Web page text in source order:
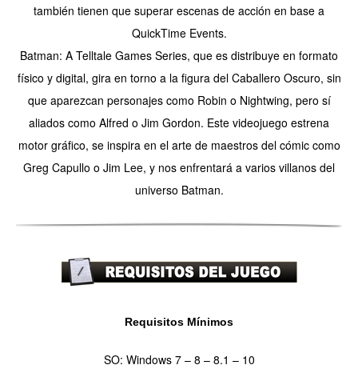
también tienen que superar escenas de acción en base a
QuickTime Events.
Batman: A Telltale Games Series, que es distribuye en formato
físico y digital, gira en torno a la figura del Caballero Oscuro, sin
que aparezcan personajes como Robin o Nightwing, pero sí
aliados como Alfred o Jim Gordon. Este videojuego estrena
motor gráfico, se inspira en el arte de maestros del cómic como
Greg Capullo o Jim Lee, y nos enfrentará a varios villanos del
universo Batman.
Requisitos Mínimos
SO: Windows7 – 8 – 8.1 – 10